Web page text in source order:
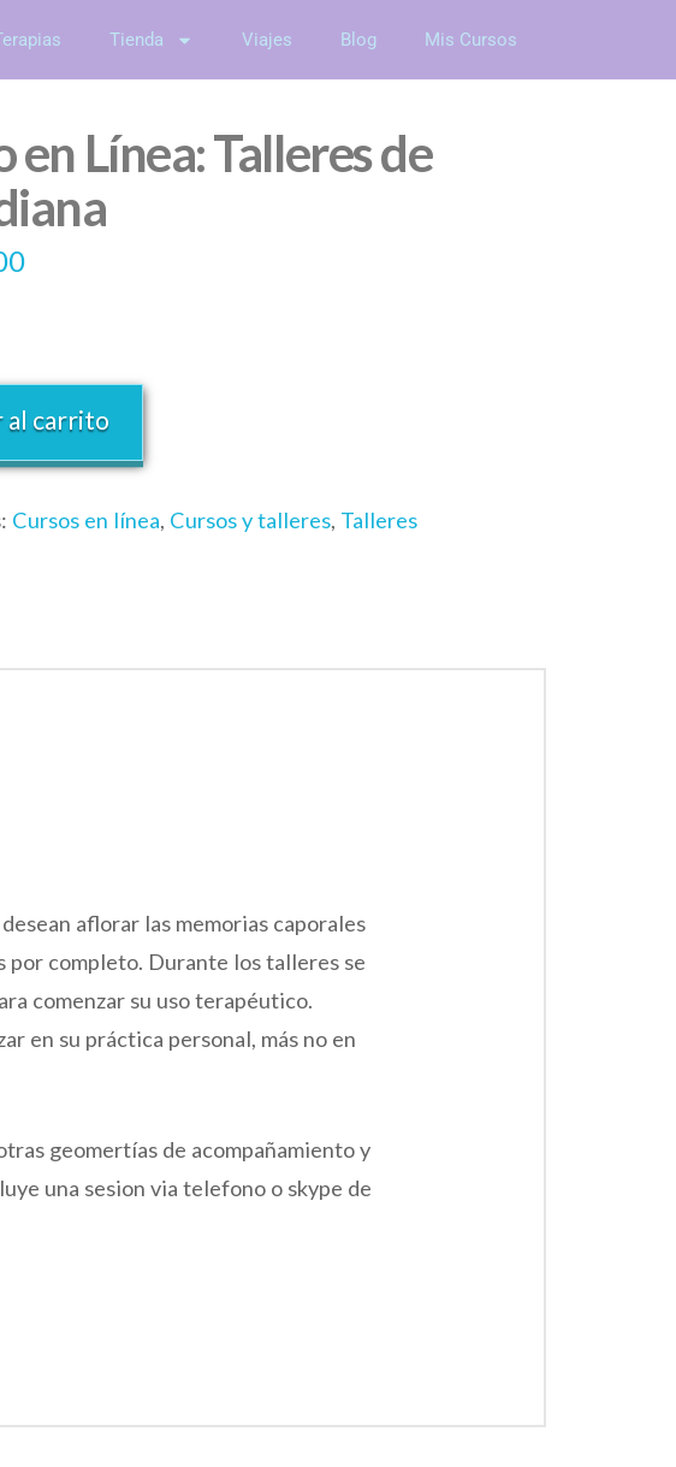
Tienda Viajes Blog Mis Cursos
en Línea: Talleres de
al carrito
Cursos en línea, Cursos y talleres, Talleres
aflorar las memorias caporales
por completo. Durante los talleres se
comenzar su uso terapéutico.
en su práctica personal, más no en
geomertías de acompañamiento y
una sesion via telefono o skype de